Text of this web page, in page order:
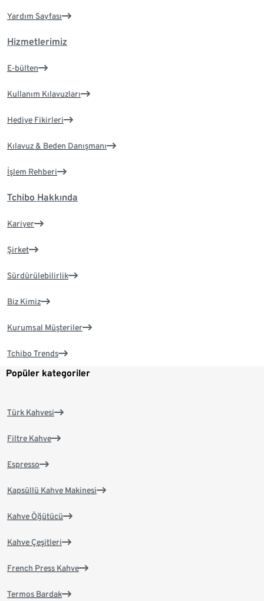
Yardım Sayfası
Hizmetlerimiz
E-bülten
Kullanım Kılavuzları
Hediye Fikirleri
Kılavuz & Beden Danışmanı
İşlem Rehberi
Tchibo Hakkında
Kariyer
Şirket
Sürdürülebilirlik
Biz Kimiz
Kurumsal Müşteriler
Tchibo Trends
Popüler kategoriler
Türk Kahvesi
Filtre Kahve
Espresso
Kapsüllü Kahve Makinesi
Kahve Öğütücü
Kahve Çeşitleri
French Press Kahve
Termos Bardak